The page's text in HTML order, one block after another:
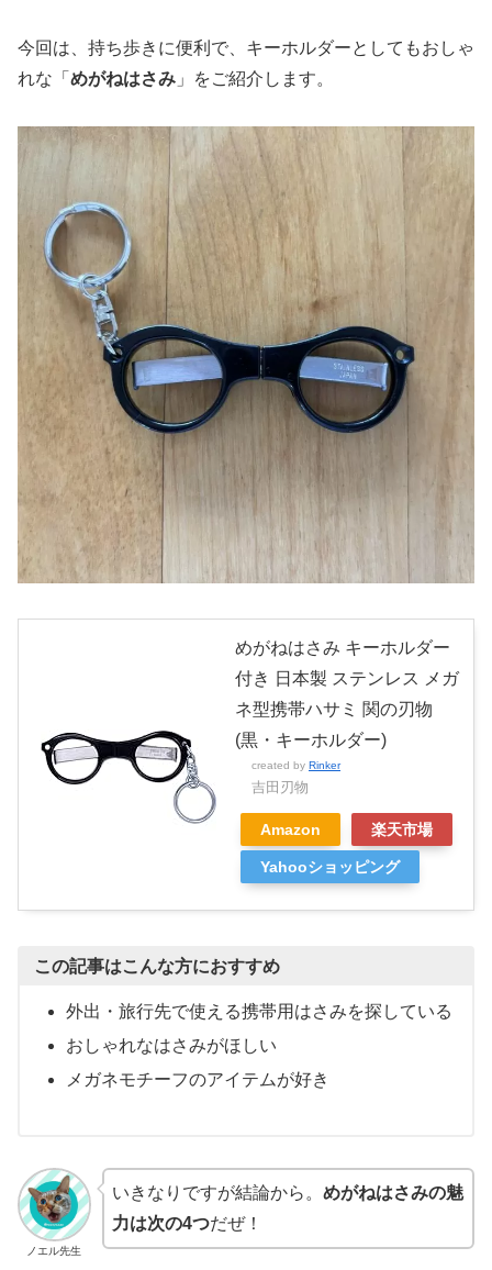
今回は、持ち歩きに便利で、キーホルダーとしてもおしゃ
れな「 めがねはさみ 」をご紹介します。
めがねはさみ キーホルダー
付き 日本製 ステンレス メガ
ネ型携帯ハサミ 関の刃物
(黒・キーホルダー)
created by Rinker
吉田刃物
Amazon 楽天市場
Yahooショッピング
この記事はこんな方におすすめ
外出・旅行先で使える携帯用はさみを探している
おしゃれなはさみがほしい
メガネモチーフのアイテムが好き
ノエル先生
いきなりですが結論から。 めがねはさみの魅
力は次の4つだぜ！